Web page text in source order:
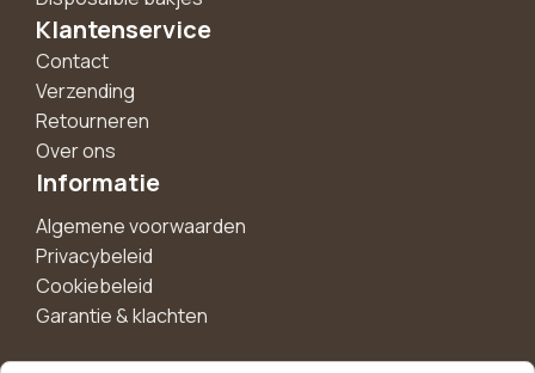
Klantenservice
Contact
Verzending
Retourneren
Over ons
Informatie
Algemene voorwaarden
Privacybeleid
Cookiebeleid
Garantie & klachten